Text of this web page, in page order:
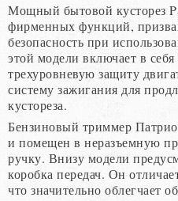
Мощный бытовой кусторез
фирменных функций,
безопасность при
этой модели включает в
трехуровневую защиту
систему зажигания для
кустореза.
Бензиновый триммер
и помещен в неразъемную
ручку. Внизу модели
коробка передач. Он
что значительно облегчает